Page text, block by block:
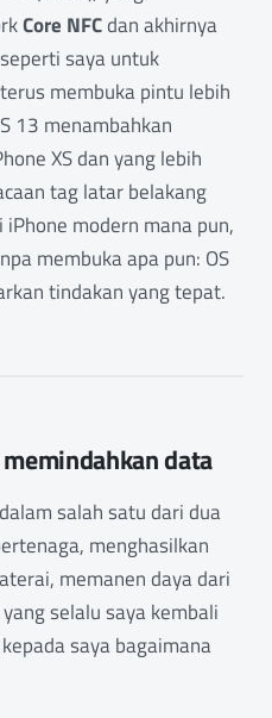
Core NFCdan akhirnya
saya untuk
membuka pintu lebih
13 menambahkan
XS dan yang lebih
tag latar belakang
modern mana pun,
membuka apa pun: OS
tindakan yang tepat.
memindahkan data
salah satu dari dua
menghasilkan
memanen daya dari
selalu saya kembali
saya bagaimana